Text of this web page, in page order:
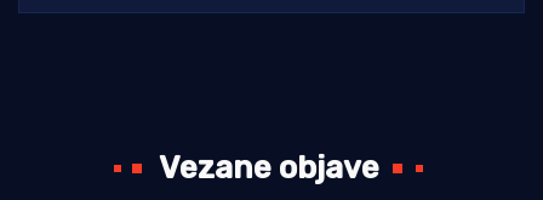
Vezane objave